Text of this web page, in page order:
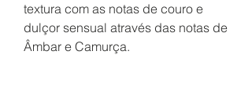
textura com as notas de couro e
dulçor sensual através das notas de
Âmbar e Camurça.